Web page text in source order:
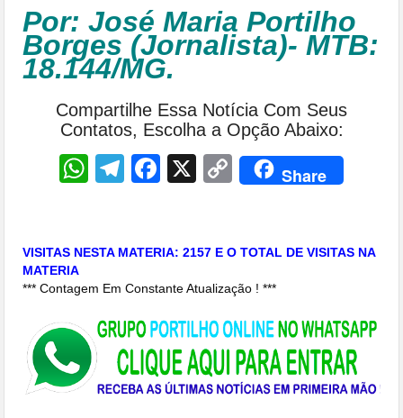
Por: José Maria Portilho
Borges (Jornalista)- MTB:
18.144/MG.
Compartilhe Essa Notícia Com Seus
Contatos, Escolha a Opção Abaixo:
WhatsApp
Telegram
Facebook
X CopyShare
VISITAS NESTA MATERIA: 2157 E O TOTAL DE VISITAS NA
MATERIA
*** Contagem Em Constante Atualização ! ***